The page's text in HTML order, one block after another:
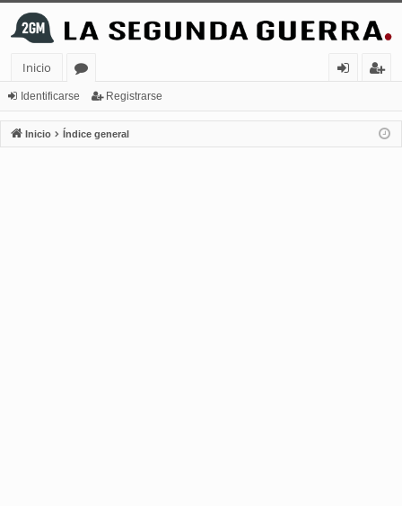
Inicio
or
os
nt
ifi
ist
ra
Identificarse Registrarse
Inicio Índice general